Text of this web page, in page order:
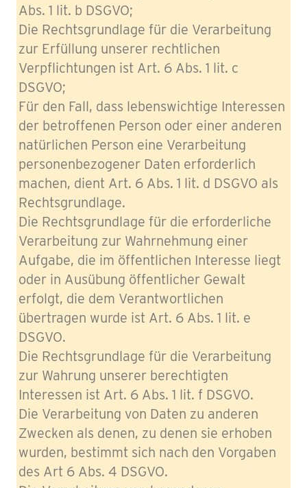
Abs. 1 lit. b DSGVO;
Die Rechtsgrundlage für die Verarbeitung
zur Erfüllung unserer rechtlichen
Verpflichtungen ist Art. 6 Abs. 1 lit. c
DSGVO;
Für den Fall, dass lebenswichtige Interessen
der betroffenen Person oder einer anderen
natürlichen Person eine Verarbeitung
personenbezogener Daten erforderlich
machen, dient Art. 6 Abs. 1 lit. d DSGVO als
Rechtsgrundlage.
Die Rechtsgrundlage für die erforderliche
Verarbeitung zur Wahrnehmung einer
Aufgabe, die im öffentlichen Interesse liegt
oder in Ausübung öffentlicher Gewalt
erfolgt, die dem Verantwortlichen
übertragen wurde ist Art. 6 Abs. 1 lit. e
DSGVO.
Die Rechtsgrundlage für die Verarbeitung
zur Wahrung unserer berechtigten
Interessen ist Art. 6 Abs. 1 lit. f DSGVO.
Die Verarbeitung von Daten zu anderen
Zwecken als denen, zu denen sie erhoben
wurden, bestimmt sich nach den Vorgaben
des Art 6 Abs. 4 DSGVO.